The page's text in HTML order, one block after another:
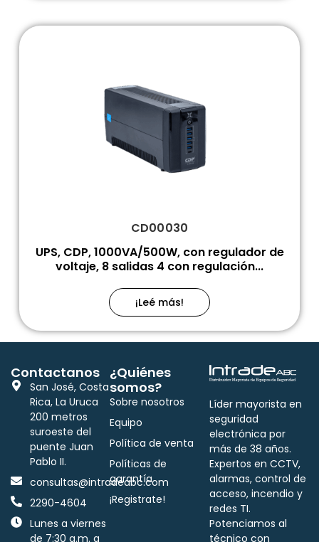
CD00030
UPS, CDP, 1000VA/500W, con regulador de
voltaje, 8 salidas 4 con regulación...
¡Leé más!
Líder mayorista en
seguridad
electrónica por
más de 38 años.
Expertos en CCTV,
alarmas, control de
acceso, incendio y
redes TI.
Potenciamos al
técnico con
¿Quiénes
somos?
Sobre nosotros
Equipo
Política de venta
Políticas de
garantía
¡Registrate!
Contactanos
San José, Costa
Rica, La Uruca
200 metros
suroeste del
puente Juan
Pablo II.
consultas@intradeabc.com
2290-4604
Lunes a viernes
de 7:30 a.m. a